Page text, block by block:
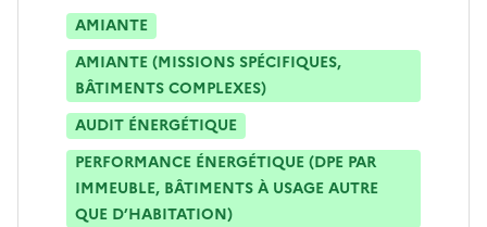
AMIANTE
AMIANTE (MISSIONS SPÉCIFIQUES,
BÂTIMENTS COMPLEXES)
AUDIT ÉNERGÉTIQUE
PERFORMANCE ÉNERGÉTIQUE (DPE PAR
IMMEUBLE, BÂTIMENTS À USAGE AUTRE
QUE D’HABITATION)